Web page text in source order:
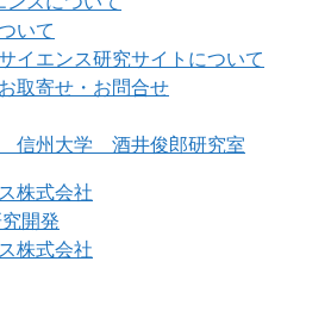
いて
イエンス研究サイトについて
取寄せ・お問合せ
信州大学 酒井俊郎研究室